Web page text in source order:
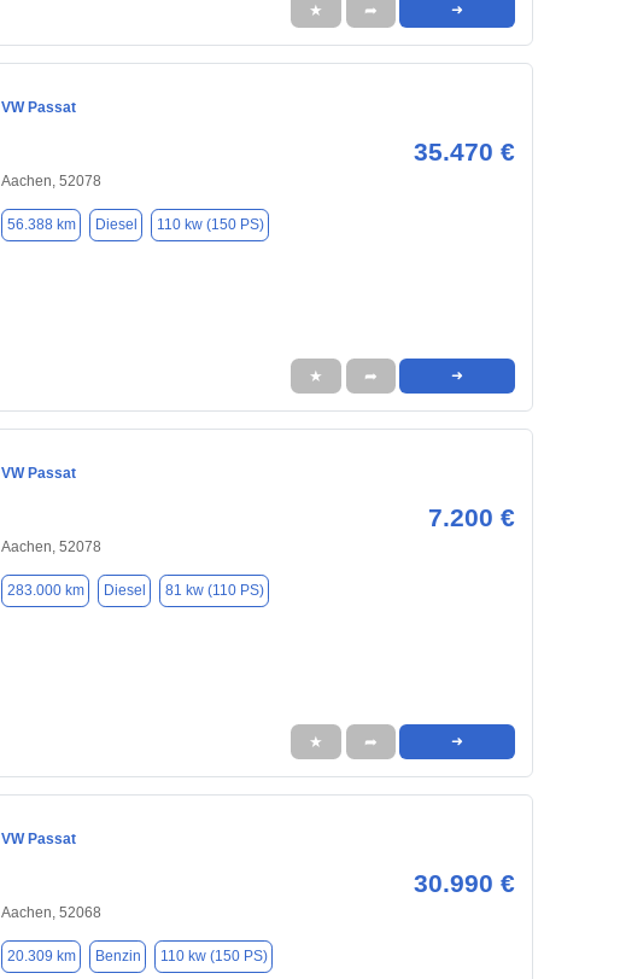
★ ➦ ➜
VW Passat
35.470 €
Aachen, 52078
56.388 km Diesel 110 kw (150 PS)
★ ➦ ➜
VW Passat
7.200 €
Aachen, 52078
283.000 km Diesel 81 kw (110 PS)
★ ➦ ➜
VW Passat
30.990 €
Aachen, 52068
20.309 km Benzin 110 kw (150 PS)